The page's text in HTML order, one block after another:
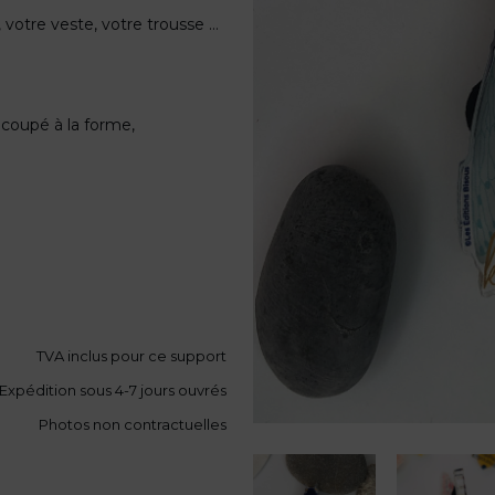
votre veste, votre trousse …
à la forme,
TVA inclus pour ce support
sous 4-7 jours ouvrés
Photos non contractuelles